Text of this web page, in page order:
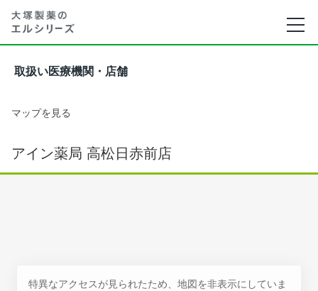
取扱い医療機関・店舗
マップを見る
アイン薬局 高松日赤前店
特異なアクセスが見られたため、地図を非表示にしていま